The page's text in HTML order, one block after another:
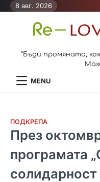
Skip8 авг. 2026
“Бъди промяната,
MENU
ПОДКРЕПА
През
програмата
солидарност